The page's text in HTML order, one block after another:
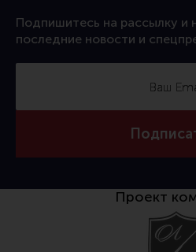
Перчатки
Разгрузочные системы и защита
Чистка, уход за оружием и
Подпишитесь на рассылку и
последние новости и
Проект